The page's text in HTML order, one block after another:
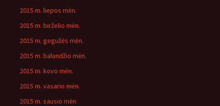
2015 m. liepos mėn.
2015 m. birželio mėn.
2015 m. gegužės mėn.
2015 m. balandžio mėn.
2015 m. kovo mėn.
2015 m. vasario mėn.
2015 m. sausio mėn.